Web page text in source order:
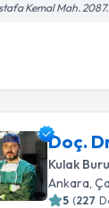
Kemal Mah.
Doç.
Kulak
Ankara ,
5 (227